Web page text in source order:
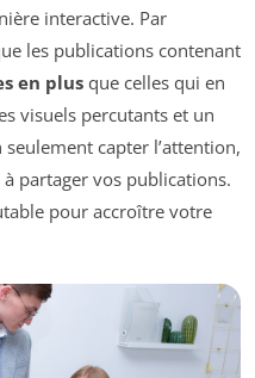
interactive. Par
les publications contenant
en plus que celles qui en
visuels percutants et un
capter l’attention,
partager vos publications.
pour accroître votre